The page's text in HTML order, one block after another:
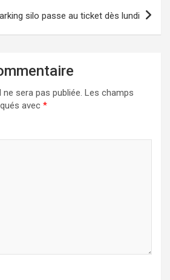
silo passe au ticket dès lundi
sera pas publiée. Les champs
avec *